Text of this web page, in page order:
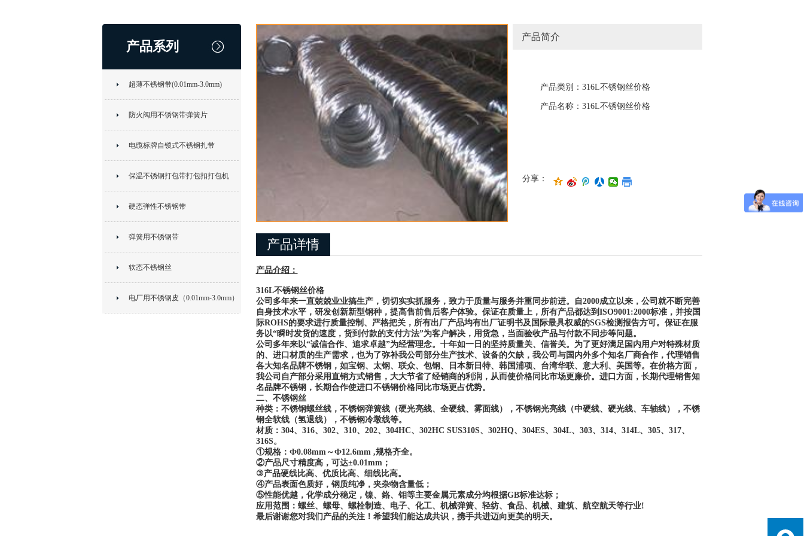
产品系列
超薄不锈钢带(0.01mm-3.0mm)
防火阀用不锈钢带弹簧片
电缆标牌自锁式不锈钢扎带
保温不锈钢打包带打包扣打包机
硬态弹性不锈钢带
弹簧用不锈钢带
软态不锈钢丝
电厂用不锈钢皮（0.01mm-3.0mm）
产品简介
产品类别：316L不锈钢丝价格
产品名称：316L不锈钢丝价格
分享：
产品详情
产品介绍：
316L不锈钢丝价格
公司多年来一直兢兢业业搞生产，切切实实抓服务，致力于质量与服务并重同步前进。自2000成立以来，公司就不断完善
自身技术水平，研发创新新型钢种，提高售前售后客户体验。保证在质量上，所有产品都达到ISO9001:2000标准，并按国
际ROHS的要求进行质量控制、严格把关，所有出厂产品均有出厂证明书及国际最具权威的SGS检测报告方可。保证在服
务以“瞬时发货的速度，货到付款的支付方法”为客户解决，用货急，当面验收产品与付款不同步等问题。
公司多年来以“诚信合作、追求卓越”为经营理念。十年如一日的坚持质量关、信誉关。为了更好满足国内用户对特殊材质
的、进口材质的生产需求，也为了弥补我公司部分生产技术、设备的欠缺，我公司与国内外多个知名厂商合作，代理销售
各大知名品牌不锈钢，如宝钢、太钢、联众、包钢、日本新日特、韩国浦项、台湾华联、意大利、美国等。在价格方面，
我公司自产部分采用直销方式销售，大大节省了经销商的利润，从而使价格同比市场更廉价。进口方面，长期代理销售知
名品牌不锈钢，长期合作使进口不锈钢价格同比市场更占优势。
二、 不锈钢丝
种类：不锈钢螺丝线，不锈钢弹簧线（硬光亮线、全硬线、雾面线），不锈钢光亮线（中硬线、硬光线、车轴线），不锈
钢全软线（氢退线），不锈钢冷墩线等。
材质：304、316、302、310、202、304HC、302HC SUS310S、302HQ、304ES、304L、303、314、314L、305、317、
316S。
①规格：Ф0.08mm～Ф12.6mm ,规格齐全。
②产品尺寸精度高，可达±0.01mm；
③产品硬线比高、优质比高、细线比高。
④产品表面色质好，钢质纯净，夹杂物含量低；
⑤性能优越，化学成分稳定，镍、鉻、钼等主要金属元素成分均根据GB标准达标；
应用范围：螺丝、螺母、螺栓制造、电子、化工、机械弹簧、轻纺、食品、机械、建筑、航空航天等行业!
最后谢谢您对我们产品的关注！希望我们能达成共识，携手共进迈向更美的明天。